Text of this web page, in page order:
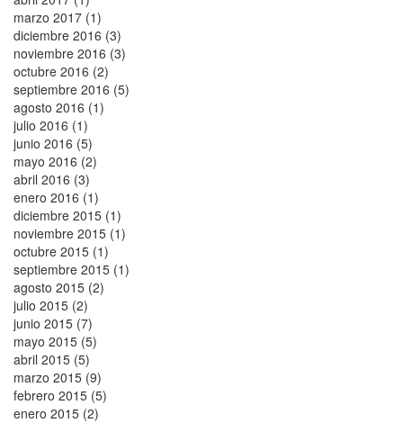
marzo 2017 (1)
diciembre 2016 (3)
noviembre 2016 (3)
octubre 2016 (2)
septiembre 2016 (5)
agosto 2016 (1)
julio 2016 (1)
junio 2016 (5)
mayo 2016 (2)
abril 2016 (3)
enero 2016 (1)
diciembre 2015 (1)
noviembre 2015 (1)
octubre 2015 (1)
septiembre 2015 (1)
agosto 2015 (2)
julio 2015 (2)
junio 2015 (7)
mayo 2015 (5)
abril 2015 (5)
marzo 2015 (9)
febrero 2015 (5)
enero 2015 (2)